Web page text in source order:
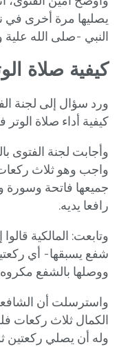
يصليها مرة أخرى
النبي -صلى الله
كيفية صلاة
ورد سؤال إلى لجنة
كيفية أداء صلاة
وأجابت لجنة الفتوى
واجب وهو ثلاث
جميعها فاتحة وسورة
رافعا يديه.
وتابعت: المالكية
شفع يسبقها- أي
ووصلها بالشفع
واسترسلت أن
الكمال ثلاث ركعات
وله أن يصلي ركعتين ثم